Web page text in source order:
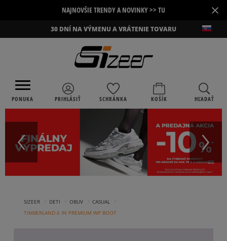
NAJNOVŠIE TRENDY A NOVINKY >> TU ×
30 DNÍ NA VÝMENU A VRÁTENIE TOVARU
PONUKA PRIHLÁSIŤ SCHRÁNKA KOŠÍK HĽADAŤ
SIZEER DETI OBUV CASUAL
TIMBERLAND 6 IN PREMIUM WP BOOT